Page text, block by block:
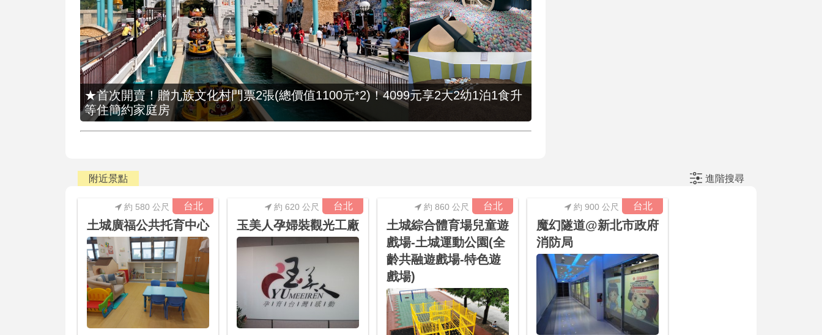
★首次開賣！贈九族文化村門票2張(總價值1100元*2)！4099元享2大2幼1泊1食升
等住簡約家庭房
附近景點 進階搜尋
台北
約 580 公尺
土城廣福公共托育中心
台北
約 620 公尺
玉美人孕婦裝觀光工廠
台北
約 860 公尺
土城綜合體育場兒童遊
戲場-土城運動公園(全
齡共融遊戲場-特色遊
戲場)
台北
約 900 公尺
魔幻隧道@新北市政府
消防局